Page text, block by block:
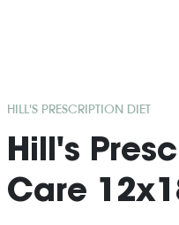
HILL'S PRESCRIPTION DIET
Hill's
Care